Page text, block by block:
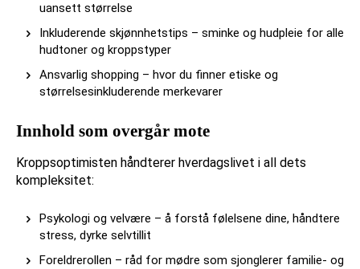
uansett størrelse
Inkluderende skjønnhetstips – sminke og hudpleie for alle
hudtoner og kroppstyper
Ansvarlig shopping – hvor du finner etiske og
størrelsesinkluderende merkevarer
Innhold som overgår mote
Kroppsoptimisten håndterer hverdagslivet i all dets
kompleksitet:
Psykologi og velvære – å forstå følelsene dine, håndtere
stress, dyrke selvtillit
Foreldrerollen – råd for mødre som sjonglerer familie- og